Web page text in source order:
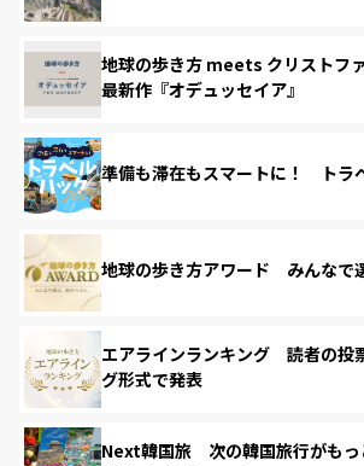
地球の歩き方 meets クリストフ
最新作『オデュッセイア』
準備も滞在もスマートに！ トラ
地球の歩き方アワード みんなで
エアラインランキング 読者の投
グ形式で発表
Next韓国旅 次の韓国旅行がもっ